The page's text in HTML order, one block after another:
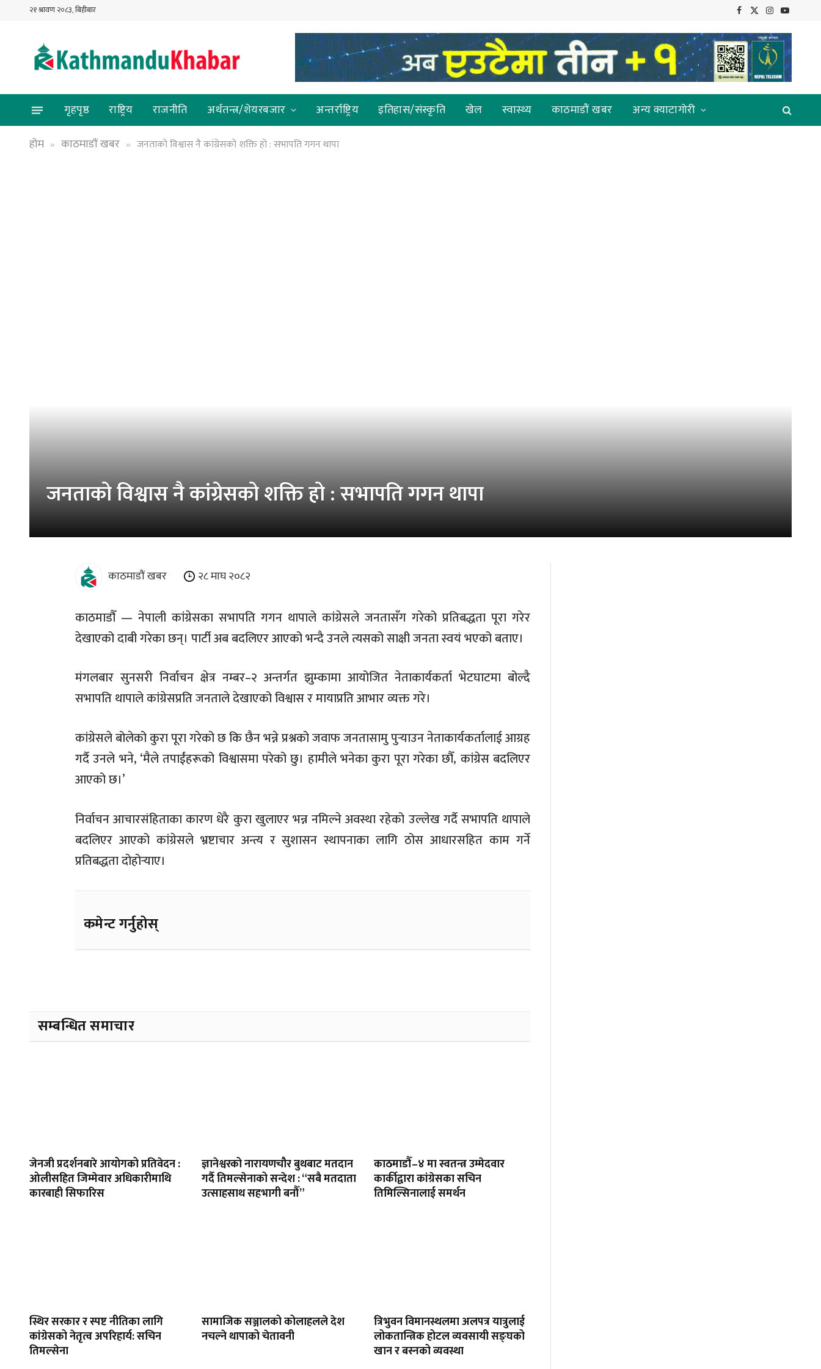
२१ श्रावण २०८३, बिहीबार Facebook
X
Instagram
YouTube
गृहपृष्ठ राष्ट्रिय राजनीति अर्थतन्त्र/शेयरबजार अन्तर्राष्ट्रिय इतिहास/संस्कृति खेल स्वास्थ्य काठमाडौं खबर
अन्य क्याटागोरी
होम
» काठमाडौं खबर » जनताको विश्वास नै कांग्रेसको शक्ति हो : सभापति गगन थापा
जनताको विश्वास नै कांग्रेसको शक्ति हो : सभापति गगन थापा
काठमाडौं खबर २८ माघ २०८२
काठमाडौँ — नेपाली कांग्रेसका सभापति गगन थापाले कांग्रेसले जनतासँग गरेको प्रतिबद्धता पूरा गरेर
देखाएको दाबी गरेका छन्। पार्टी अब बदलिएर आएको भन्दै उनले त्यसको साक्षी जनता स्वयं भएको बताए।
मंगलबार सुनसरी निर्वाचन क्षेत्र नम्बर–२ अन्तर्गत झुम्कामा आयोजित नेताकार्यकर्ता भेटघाटमा बोल्दै
सभापति थापाले कांग्रेसप्रति जनताले देखाएको विश्वास र मायाप्रति आभार व्यक्त गरे।
कांग्रेसले बोलेको कुरा पूरा गरेको छ कि छैन भन्ने प्रश्नको जवाफ जनतासामु पुर्‍याउन नेताकार्यकर्तालाई आग्रह
गर्दै उनले भने, ‘मैले तपाईंहरूको विश्वासमा परेको छु। हामीले भनेका कुरा पूरा गरेका छौँ, कांग्रेस बदलिएर
आएको छ।’
निर्वाचन आचारसंहिताका कारण धेरै कुरा खुलाएर भन्न नमिल्ने अवस्था रहेको उल्लेख गर्दै सभापति थापाले
बदलिएर आएको कांग्रेसले भ्रष्टाचार अन्त्य र सुशासन स्थापनाका लागि ठोस आधारसहित काम गर्ने
प्रतिबद्धता दोहोर्‍याए।
कमेन्ट गर्नुहोस्
सम्बन्धित समाचार
जेनजी प्रदर्शनबारे आयोगको प्रतिवेदन :
ओलीसहित जिम्मेवार अधिकारीमाथि
कारबाही सिफारिस
ज्ञानेश्वरको नारायणचौर बुथबाट मतदान
गर्दै तिमल्सेनाको सन्देश : “सबै मतदाता
उत्साहसाथ सहभागी बनौँ”
काठमाडौँ–४ मा स्वतन्त्र उम्मेदवार
कार्कीद्वारा कांग्रेसका सचिन
तिमिल्सिनालाई समर्थन
स्थिर सरकार र स्पष्ट नीतिका लागि
कांग्रेसको नेतृत्व अपरिहार्य: सचिन
तिमल्सेना
सामाजिक सञ्जालको कोलाहलले देश
नचल्ने थापाको चेतावनी
त्रिभुवन विमानस्थलमा अलपत्र यात्रुलाई
लोकतान्त्रिक होटल व्यवसायी सङ्घको
खान र बस्नको व्यवस्था